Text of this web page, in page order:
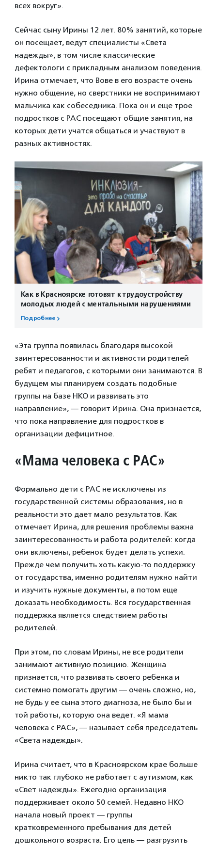
всех вокруг».
Сейчас сыну Ирины 12 лет. 80% занятий, которые
он посещает, ведут специалисты «Света
надежды», в том числе классические
дефектологи с прикладным анализом поведения.
Ирина отмечает, что Вове в его возрасте очень
нужно общение, но сверстники не воспринимают
мальчика как собеседника. Пока он и еще трое
подростков с РАС посещают общие занятия, на
которых дети учатся общаться и участвуют в
разных активностях.
Как в Красноярске готовят к трудоустройству
молодых людей с ментальными нарушениями
Подробнее
«Эта группа появилась благодаря высокой
заинтересованности и активности родителей
ребят и педагогов, с которыми они занимаются. В
будущем мы планируем создать подобные
группы на базе НКО и развивать это
направление», — говорит Ирина. Она признается,
что пока направление для подростков в
организации дефицитное.
«Мама человека с РАС»
Формально дети с РАС не исключены из
государственной системы образования, но в
реальности это дает мало результатов. Как
отмечает Ирина, для решения проблемы важна
заинтересованность и работа родителей: когда
они включены, ребенок будет делать успехи.
Прежде чем получить хоть какую-то поддержку
от государства, именно родителям нужно найти
и изучить нужные документы, а потом еще
доказать необходимость. Вся государственная
поддержка является следствием работы
родителей.
При этом, по словам Ирины, не все родители
занимают активную позицию. Женщина
признается, что развивать своего ребенка и
системно помогать другим — очень сложно, но,
не будь у ее сына этого диагноза, не было бы и
той работы, которую она ведет. «Я мама
человека с РАС», — называет себя председатель
«Света надежды».
Ирина считает, что в Красноярском крае больше
никто так глубоко не работает с аутизмом, как
«Свет надежды». Ежегодно организация
поддерживает около 50 семей. Недавно НКО
начала новый проект — группы
кратковременного пребывания для детей
дошкольного возраста. Его цель — разгрузить